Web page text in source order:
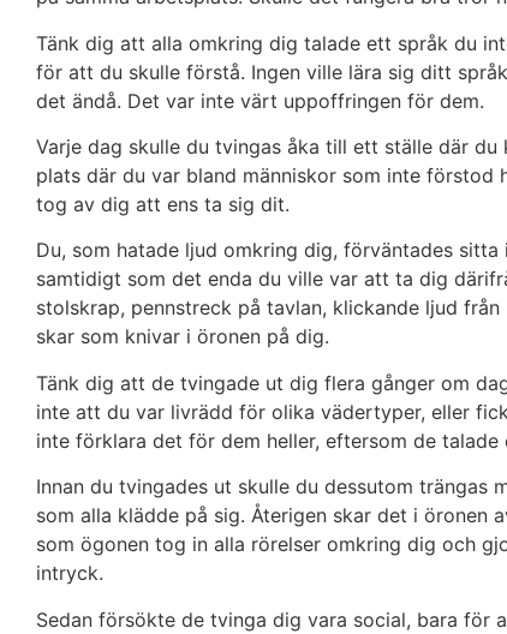
Tänk dig att alla omkring dig talade ett språk du
för att du skulle förstå. Ingen ville lära sig ditt
det ändå. Det var inte värt uppoffringen för dem.
Varje dag skulle du tvingas åka till ett ställe där
plats där du var bland människor som inte
tog av dig att ens ta sig dit.
Du, som hatade ljud omkring dig, förväntades
samtidigt som det enda du ville var att ta dig
stolskrap, pennstreck på tavlan, klickande ljud
skar som knivar i öronen på dig.
Tänk dig att de tvingade ut dig flera gånger om
inte att du var livrädd för olika vädertyper, eller
inte förklara det för dem heller, eftersom de talade
Innan du tvingades ut skulle du dessutom trängas
som alla klädde på sig. Återigen skar det i öronen
som ögonen tog in alla rörelser omkring dig och
intryck.
Sedan försökte de tvinga dig vara social, bara för